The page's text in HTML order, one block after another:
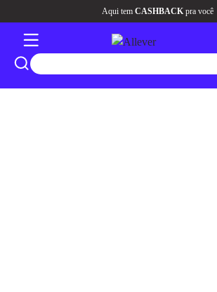
Aqui tem CASHBACKpra você